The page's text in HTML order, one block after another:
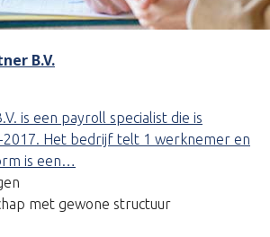
B.V.
is een payroll specialist die is
Het bedrijf telt 1 werknemer en
is een…
met gewone structuur